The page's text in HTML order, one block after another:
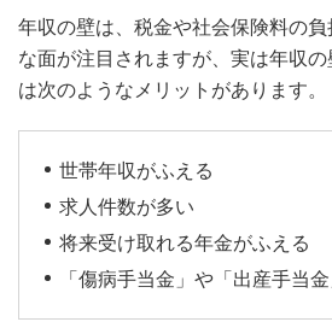
年収の壁は、税金や社会保険料の
な面が注目されますが、実は年収
は次のようなメリットがあります。
世帯年収がふえる
求人件数が多い
将来受け取れる年金がふえる
「傷病手当金」や「出産手当